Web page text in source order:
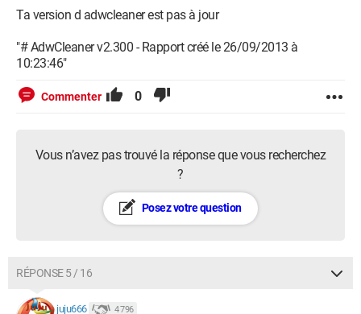
Ta version d adwcleaner est pas à jour
"# AdwCleaner v2.300 - Rapport créé le 26/09/2013 à
10:23:46"
Commenter 0
Vous n’avez pas trouvé la réponse que vous recherchez
?
Posez votre question
RÉPONSE 5 / 16
juju666 4 796